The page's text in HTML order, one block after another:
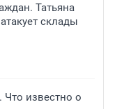
Татьяна
склады
известно о